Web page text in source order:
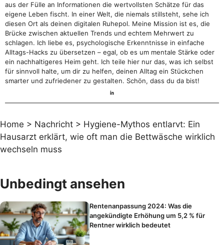
aus der Fülle an Informationen die wertvollsten Schätze für das
eigene Leben fischt. In einer Welt, die niemals stillsteht, sehe ich
diesen Ort als deinen digitalen Ruhepol. Meine Mission ist es, die
Brücke zwischen aktuellen Trends und echtem Mehrwert zu
schlagen. Ich liebe es, psychologische Erkenntnisse in einfache
Alltags-Hacks zu übersetzen – egal, ob es um mentale Stärke oder
ein nachhaltigeres Heim geht. Ich teile hier nur das, was ich selbst
für sinnvoll halte, um dir zu helfen, deinen Alltag ein Stückchen
smarter und zufriedener zu gestalten. Schön, dass du da bist!
Home > Nachricht > Hygiene-Mythos entlarvt: Ein
Hausarzt erklärt, wie oft man die Bettwäsche wirklich
wechseln muss
Unbedingt ansehen
Rentenanpassung 2024: Was die
angekündigte Erhöhung um 5,2 % für
Rentner wirklich bedeutet